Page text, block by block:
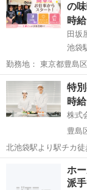
の
時
田坂
池袋
勤務地： 東京都豊島
副都心線 池袋駅より
東京 豊島区
特
時
株式
豊島
北池袋駅より駅チカ
派遣の栄養士さん募集／* 朝・夕60食、昼120食を提供しま
するのは調理・洗浄
職前に健康診...
ホ
派